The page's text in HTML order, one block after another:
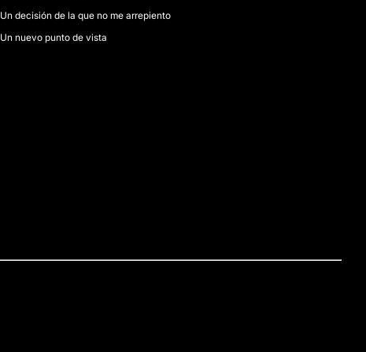
Un decisión de la que no me arrepiento
Un nuevo punto de vista